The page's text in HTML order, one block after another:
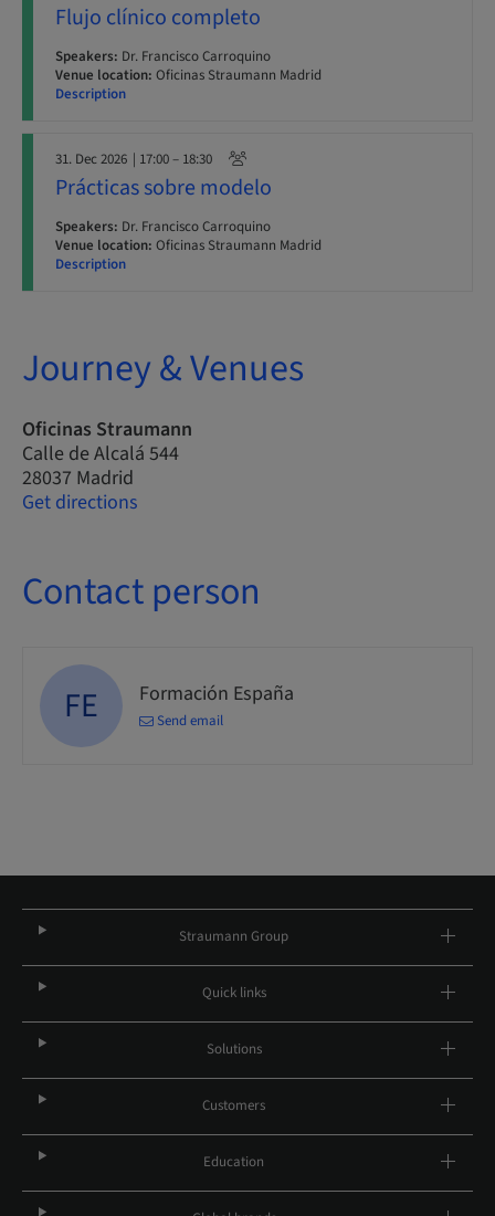
Flujo clínico completo
Speakers: Dr. Francisco Carroquino
Venue location: Oficinas Straumann Madrid
Description
31. Dec 2026 | 17:00 – 18:30
Prácticas sobre modelo
Speakers: Dr. Francisco Carroquino
Venue location: Oficinas Straumann Madrid
Description
Journey & Venues
Oficinas Straumann
Calle de Alcalá 544
28037 Madrid
Get directions
Contact person
FE Formación España
Send email
Straumann Group
Quick links
Solutions
Customers
Education